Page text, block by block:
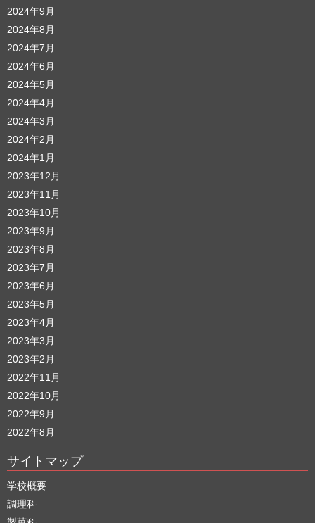
2024年9月
2024年8月
2024年7月
2024年6月
2024年5月
2024年4月
2024年3月
2024年2月
2024年1月
2023年12月
2023年11月
2023年10月
2023年9月
2023年8月
2023年7月
2023年6月
2023年5月
2023年4月
2023年3月
2023年2月
2022年11月
2022年10月
2022年9月
2022年8月
サイトマップ
学校概要
調理科